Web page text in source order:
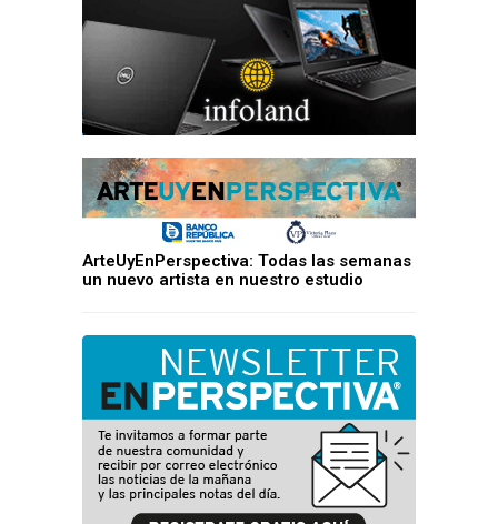
ArteUyEnPerspectiva: Todas las semanas
un nuevo artista en nuestro estudio